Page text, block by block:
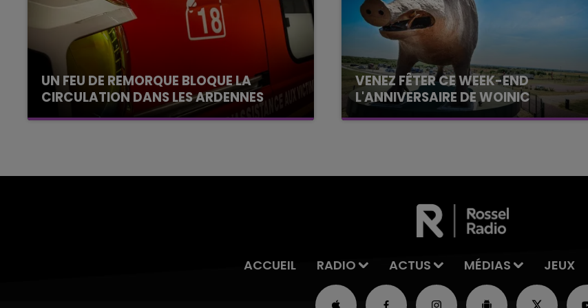
UN FEU DE REMORQUE BLOQUE LA
CIRCULATION DANS LES ARDENNES
Un feu de remorque s'est déclaré ce mercredi
VENEZ FÊTER CE WEEK-END
L'ANNIVERSAIRE DE WOINIC
Ce samedi 8 août sera un grand jour :
ACCUEIL RADIO ACTUS MÉDIAS JEUX